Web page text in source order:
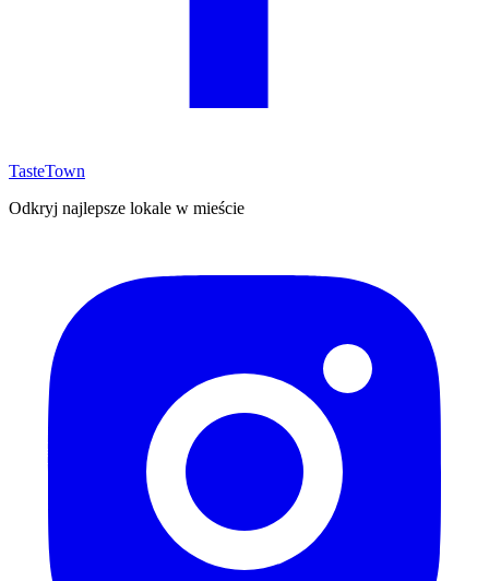
TasteTown
Odkryj najlepsze lokale w mieście